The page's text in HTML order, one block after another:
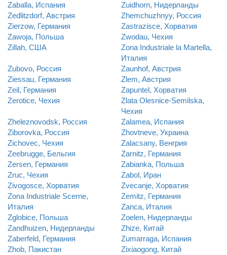
Zaballa, Испания
Zuidhorn, Нидерланды
Zedlitzdorf, Австрия
Zhemchuzhnyy, Россия
Zierzow, Германия
Zastrazisce, Хорватия
Zawoja, Польша
Zwodau, Чехия
Zillah, США
Zona Industriale la Martella,
Италия
Zubovo, Россия
Zaunhof, Австрия
Ziessau, Германия
Zlem, Австрия
Zeil, Германия
Zapuntel, Хорватия
Zerotice, Чехия
Zlata Olesnice-Semilska,
Чехия
Zheleznovodsk, Россия
Zalamea, Испания
Ziborovka, Россия
Zhovtneve, Украина
Zichovec, Чехия
Zalacsany, Венгрия
Zeebrugge, Бельгия
Zarnitz, Германия
Zersen, Германия
Zabianka, Польша
Zruc, Чехия
Zabol, Иран
Zivogosce, Хорватия
Zvecanje, Хорватия
Zona Industriale Scerne,
Италия
Zemitz, Германия
Zanca, Италия
Zglobice, Польша
Zoelen, Нидерланды
Zandhuizen, Нидерланды
Zhize, Китай
Zaberfeld, Германия
Zumarraga, Испания
Zhob, Пакистан
Zixiaogong, Китай